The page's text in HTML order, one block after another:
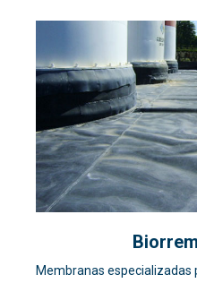
Membranas especializadas